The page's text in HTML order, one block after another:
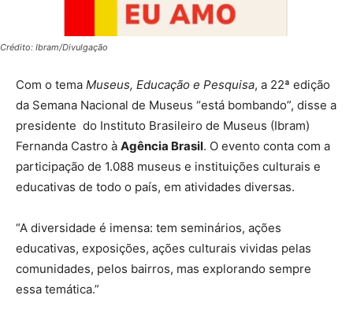
Crédito: Ibram/Divulgação
Com o tema Museus, Educação e Pesquisa, a 22ª edição
da Semana Nacional de Museus “está bombando”, disse a
presidente do Instituto Brasileiro de Museus (Ibram)
Fernanda Castro à Agência Brasil. O evento conta com a
participação de 1.088 museus e instituições culturais e
educativas de todo o país, em atividades diversas.
“A diversidade é imensa: tem seminários, ações
educativas, exposições, ações culturais vividas pelas
comunidades, pelos bairros, mas explorando sempre
essa temática.”